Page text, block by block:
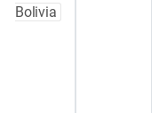
Bolivia